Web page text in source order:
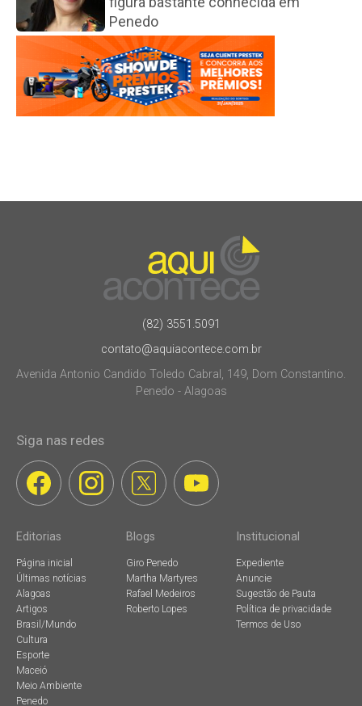
Penedo
(82) 3551.5091
contato@aquiacontece.com.br
Avenida Antonio Candido Toledo Cabral, 149, Dom Constantino.
Penedo - Alagoas
Siga nas redes
Editorias
Página inicial
Últimas notícias
Alagoas
Artigos
Brasil/Mundo
Cultura
Esporte
Maceió
Meio Ambiente
Penedo
Blogs
Giro Penedo
Martha Martyres
Rafael Medeiros
Roberto Lopes
Institucional
Expediente
Anuncie
Sugestão de Pauta
Política de privacidade
Termos de Uso